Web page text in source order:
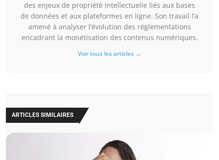
des enjeux de propriété intellectuelle liés aux bases
de données et aux plateformes en ligne. Son travail l’a
amené à analyser l’évolution des réglementations
encadrant la monétisation des contenus numériques.
Voir tous les articles →
ARTICLES SIMILAIRES